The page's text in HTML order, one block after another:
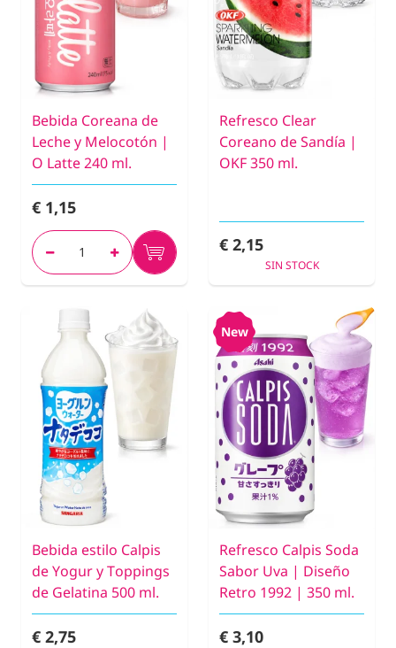
Bebida Coreana de
Leche y Melocotón |
O Latte 240 ml.
€ 1,15
Refresco Clear
Coreano de Sandía |
OKF 350 ml.
€ 2,15
SIN STOCK
Bebida estilo Calpis
de Yogur y Toppings
de Gelatina 500 ml.
€ 2,75
New
Refresco Calpis Soda
Sabor Uva | Diseño
Retro 1992 | 350 ml.
€ 3,10